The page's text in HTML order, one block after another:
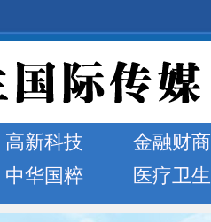
高新科技 金融财商
中华国粹 医疗卫生